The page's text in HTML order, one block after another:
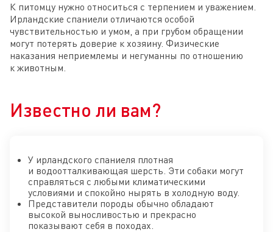
К питомцу нужно относиться с терпением и уважением.
Ирландские спаниели отличаются особой
чувствительностью и умом, а при грубом обращении
могут потерять доверие к хозяину. Физические
наказания неприемлемы и негуманны по отношению
к животным.
Известно ли вам?
У ирландского спаниеля плотная
и водоотталкивающая шерсть. Эти собаки могут
справляться с любыми климатическими
условиями и спокойно нырять в холодную воду.
Представители породы обычно обладают
высокой выносливостью и прекрасно
показывают себя в походах.